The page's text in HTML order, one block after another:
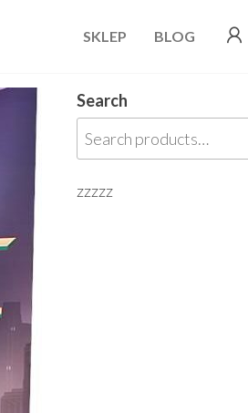
SKLEP BLOG
Search
zzzzz